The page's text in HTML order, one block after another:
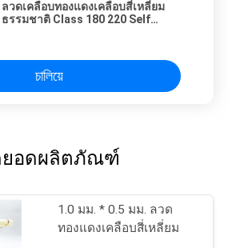
ลวดเคลือบทองแดงเคลือบสี่เหลี่ยม
ธรรมชาติ Class 180 220 Self
চালিয়ে
อดผลิตภัณฑ์
1.0 มม. * 0.5 มม. ลวด
ทองแดงเคลือบสี่เหลี่ยม